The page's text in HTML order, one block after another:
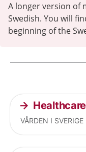
A longer version of
Swedish. You will
beginning of the
Current
VÅRDEN I